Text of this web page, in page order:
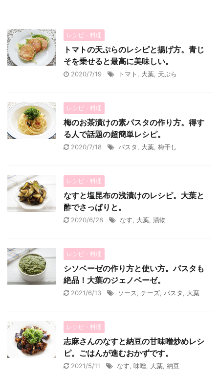
レシピ・料理
トマトの天ぷらのレシピと揚げ方。青じ
そを乗せると最高に美味しい。
2020/7/19 トマト 大葉 天ぷら
レシピ・料理
梅のお茶漬けの素パスタの作り方。得す
る人で話題の超簡単レシピ。
2020/7/18 パスタ 大葉 梅干し
レシピ・料理
なすと塩昆布の浅漬けのレシピ。大葉と
酢でさっぱりと。
2020/6/28 なす 大葉 漬物
レシピ・料理
シソベーゼの作り方と使い方。パスタも
絶品！大葉のジェノベーゼ。
2021/6/13 ソース チーズ パスタ 大葉
レシピ・料理
志麻さんのなすと納豆の甘味噌炒めレシ
ピ。ごはんが進むおかずです。
2021/5/11 なす 味噌 大葉 納豆